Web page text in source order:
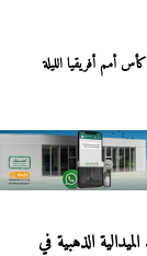
أمم أفريقيا الليلة
الذهبية في